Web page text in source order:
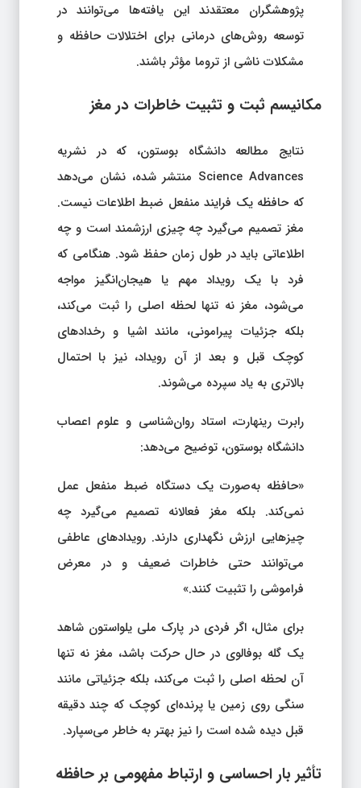
پژوهشگران معتقدند این یافته‌ها می‌توانند در
توسعه روش‌های درمانی برای اختلالات حافظه و
مشکلات ناشی از تروما مؤثر باشند.
مکانیسم ثبت و تثبیت خاطرات در مغز
نتایج مطالعه دانشگاه بوستون، که در نشریه
Science Advances منتشر شده، نشان می‌دهد
که حافظه یک فرایند منفعل ضبط اطلاعات نیست.
مغز تصمیم می‌گیرد چه چیزی ارزشمند است و چه
اطلاعاتی باید در طول زمان حفظ شود. هنگامی که
فرد با یک رویداد مهم یا هیجان‌انگیز مواجه
می‌شود، مغز نه تنها لحظه اصلی را ثبت می‌کند،
بلکه جزئیات پیرامونی، مانند اشیا و رخدادهای
کوچک قبل و بعد از آن رویداد، نیز با احتمال
بالاتری به یاد سپرده می‌شوند.
رابرت رینهارت، استاد روان‌شناسی و علوم اعصاب
دانشگاه بوستون، توضیح می‌دهد:
«حافظه به‌صورت یک دستگاه ضبط منفعل عمل
نمی‌کند. بلکه مغز فعالانه تصمیم می‌گیرد چه
چیزهایی ارزش نگهداری دارند. رویدادهای عاطفی
می‌توانند حتی خاطرات ضعیف و در معرض
فراموشی را تثبیت کنند.»
برای مثال، اگر فردی در پارک ملی یلواستون شاهد
یک گله بوفالوی در حال حرکت باشد، مغز نه تنها
آن لحظه اصلی را ثبت می‌کند، بلکه جزئیاتی مانند
سنگی روی زمین یا پرنده‌ای کوچک که چند دقیقه
قبل دیده شده است را نیز بهتر به خاطر می‌سپارد.
تأثیر بار احساسی و ارتباط مفهومی بر حافظه